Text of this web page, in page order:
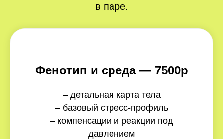
в паре.
Фенотип и среда — 7500р
– детальная карта тела
– базовый стресс-профиль
– компенсации и реакции под
давлением